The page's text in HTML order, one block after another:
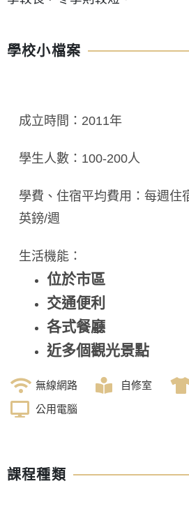
學校小檔案
成立時間：2011年
學生人數：100-200人
學費、住宿平均費用：每週住
英鎊/週
生活機能：
位於市區
交通便利
各式餐廳
近多個觀光景點
無線網路 自修室
公用電腦
課程種類